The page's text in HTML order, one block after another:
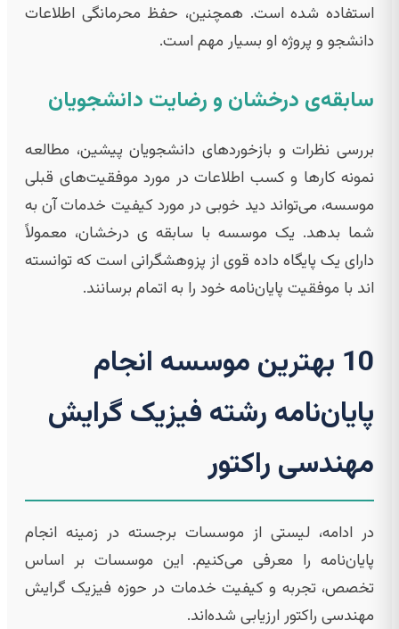
استفاده شده است. همچنین، حفظ محرمانگی اطلاعات
دانشجو و پروژه او بسیار مهم است.
سابقه‌ی درخشان و رضایت دانشجویان
بررسی نظرات و بازخوردهای دانشجویان پیشین، مطالعه
نمونه کارها و کسب اطلاعات در مورد موفقیت‌های قبلی
موسسه، می‌تواند دید خوبی در مورد کیفیت خدمات آن به
شما بدهد. یک موسسه با سابقه ی درخشان، معمولاً
دارای یک پایگاه داده قوی از پزوهشگرانی است که توانسته
اند با موفقیت پایان‌نامه خود را به اتمام برسانند.
10 بهترین موسسه انجام
پایان‌نامه رشته فیزیک گرایش
مهندسی راکتور
در ادامه، لیستی از موسسات برجسته در زمینه انجام
پایان‌نامه را معرفی می‌کنیم. این موسسات بر اساس
تخصص، تجربه و کیفیت خدمات در حوزه فیزیک گرایش
مهندسی راکتور ارزیابی شده‌اند.